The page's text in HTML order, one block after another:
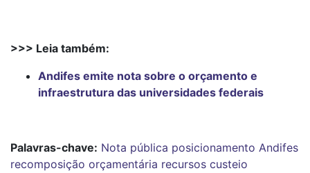
>>> Leia também:
Andifes emite nota sobre o orçamento e
infraestrutura das universidades federais
Palavras-chave: Nota pública posicionamento Andifes
recomposição orçamentária recursos custeio